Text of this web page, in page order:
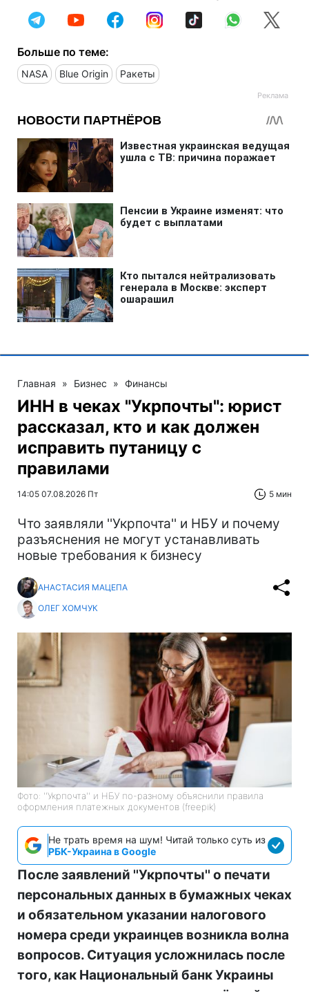
Больше по теме:
NASA Blue Origin Ракеты
Главная » Бизнес » Финансы
ИНН в чеках "Укрпочты": юрист
рассказал, кто и как должен
исправить путаницу с
правилами
14:05 07.08.2026 Пт 5 мин
Что заявляли ''Укрпочта'' и НБУ и почему
разъяснения не могут устанавливать
новые требования к бизнесу
АНАСТАСИЯ МАЦЕПА
ОЛЕГ ХОМЧУК
Фото: ''Укрпочта'' и НБУ по-разному объяснили правила
оформления платежных документов (freepik)
Не трать время на шум! Читай только суть из
РБК-Украина в Google
После заявлений ''Укрпочты'' о печати
персональных данных в бумажных чеках
и обязательном указании налогового
номера среди украинцев возникла волна
вопросов. Ситуация усложнилась после
того, как Национальный банк Украины